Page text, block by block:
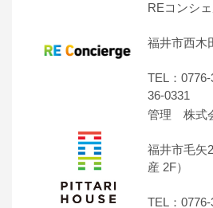
REコンシ
福井市西木
TEL：
36-0331
管理 株式
福井市毛矢
産 2F）
TEL：